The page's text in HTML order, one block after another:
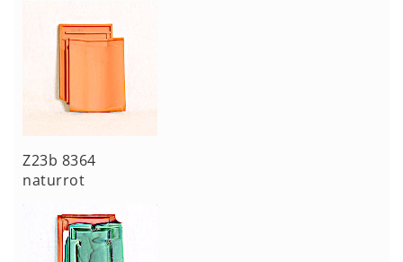
Z23b 8364
naturrot